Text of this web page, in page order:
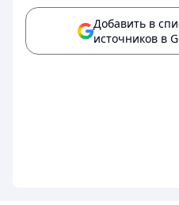
Добавить в
источников в